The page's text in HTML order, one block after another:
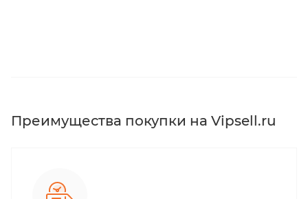
Преимущества покупки на Vipsell.ru